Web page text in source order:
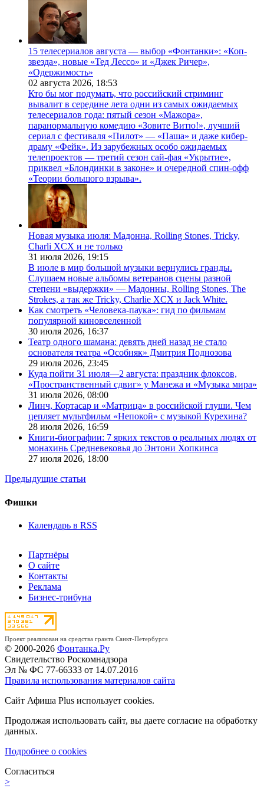
15 телесериалов августа — выбор «Фонтанки»: «Коп-
звезда», новые «Тед Лессо» и «Джек Ричер»,
«Одержимость»
02 августа 2026, 18:53
Кто бы мог подумать, что российский стриминг
вывалит в середине лета одни из самых ожидаемых
телесериалов года: пятый сезон «Мажора»,
паранормальную комедию «Зовите Витю!», лучший
сериал с фестиваля «Пилот» — «Паша» и даже кибер-
драму «Фейк». Из зарубежных особо ожидаемых
телепроектов — третий сезон сай-фая «Укрытие»,
приквел «Блондинки в законе» и очередной спин-офф
«Теории большого взрыва».
Новая музыка июля: Мадонна, Rolling Stones, Tricky,
Charli XCX и не только
31 июля 2026, 19:15
В июле в мир большой музыки вернулись гранды.
Слушаем новые альбомы ветеранов сцены разной
степени «выдержки» — Мадонны, Rolling Stones, The
Strokes, а так же Tricky, Charlie XCX и Jack White.
Как смотреть «Человека-паука»: гид по фильмам
популярной киновселенной
30 июля 2026, 16:37
Театр одного шамана: девять дней назад не стало
основателя театра «Особняк» Дмитрия Поднозова
29 июля 2026, 23:45
Куда пойти 31 июля—2 августа: праздник флоксов,
«Пространственный сдвиг» у Манежа и «Музыка мира»
31 июля 2026, 08:00
Линч, Кортасар и «Матрица» в российской глуши. Чем
цепляет мультфильм «Непокой» с музыкой Курехина?
28 июля 2026, 16:59
Книги-биографии: 7 ярких текстов о реальных людях от
монахинь Средневековья до Энтони Хопкинса
27 июля 2026, 18:00
Предыдущие статьи
Фишки
Календарь в RSS
Партнёры
О сайте
Контакты
Реклама
Бизнес-трибуна
Проект реализован на средства гранта Санкт-Петербурга
© 2000-2026 Фонтанка.Ру
Свидетельство Роскомнадзора
Эл № ФС 77-66333 от 14.07.2016
Правила использования материалов сайта
Сайт Афиша Plus использует cookies.
Продолжая использовать сайт, вы даете согласие на обработку
данных.
Подробнее о cookies
Согласиться
>